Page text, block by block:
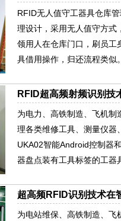
RFID无人值守工器具仓库
理设计，采用无人值守方式
领用人在仓库门口，刷员工
具借用操作，归还流程类似
RFID超高频射频识别技
为电力、高铁制造、飞机
理各类维修工具、测量仪器
UKA02智能Android控制器
器盘点装有工具标签的工器
超高频RFID识别技术在
为电站维保、高铁制造、